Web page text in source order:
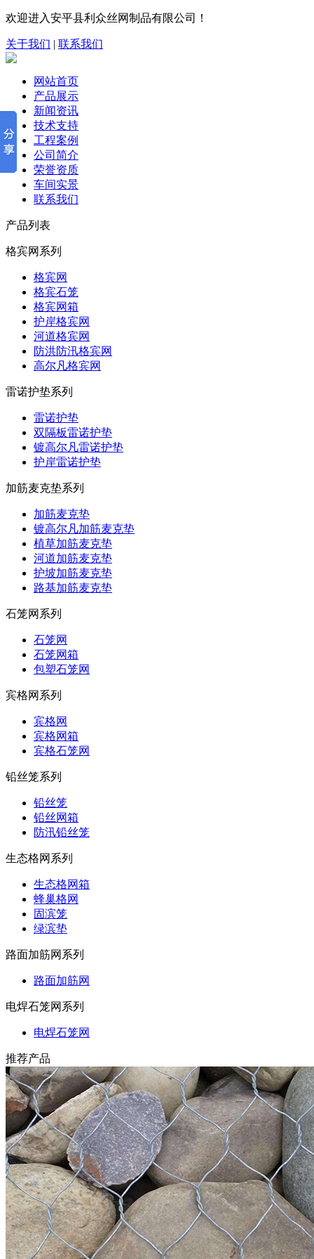
欢迎进入安平县利众丝网制品有限公司！
关于我们 | 联系我们
网站首页
产品展示
新闻资讯
技术支持
工程案例
公司简介
荣誉资质
车间实景
联系我们
产品列表
格宾网系列
格宾网
格宾石笼
格宾网箱
护岸格宾网
河道格宾网
防洪防汛格宾网
高尔凡格宾网
雷诺护垫系列
雷诺护垫
双隔板雷诺护垫
镀高尔凡雷诺护垫
护岸雷诺护垫
加筋麦克垫系列
加筋麦克垫
镀高尔凡加筋麦克垫
植草加筋麦克垫
河道加筋麦克垫
护坡加筋麦克垫
路基加筋麦克垫
石笼网系列
石笼网
石笼网箱
包塑石笼网
宾格网系列
宾格网
宾格网箱
宾格石笼网
铅丝笼系列
铅丝笼
铅丝网箱
防汛铅丝笼
生态格网系列
生态格网箱
蜂巢格网
固滨笼
绿滨垫
路面加筋网系列
路面加筋网
电焊石笼网系列
电焊石笼网
推荐产品